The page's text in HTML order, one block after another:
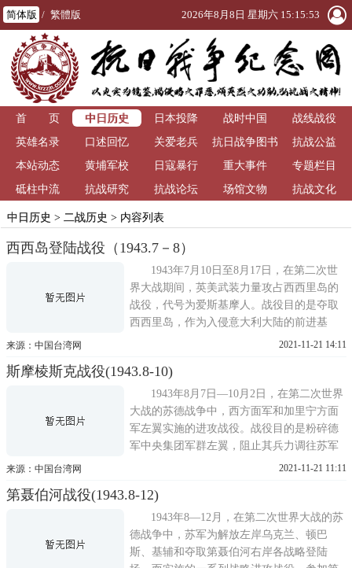
简体版 / 繁體版 2026年8月8日 星期六 15:15:53
首 页 中日历史 日本投降 战时中国
战线战役
英雄名录
口述回忆 关爱老兵
抗日战争图书
馆
抗战公益
本站动态
黄埔军校 日寇暴行 重大事件
专题栏目
砥柱中流
抗战研究 抗战论坛 场馆文物 抗战文化
中日历史 > 二战历史 > 内容列表
西西岛登陆战役（1943.7－8）
1943年7月10日至8月17日，在第二次世
界大战期间，英美武装力量攻占西西里岛的
战役，代号为爱斯基摩人。战役目的是夺取
西西里岛，作为入侵意大利大陆的前进基
地。西西里登陆战役的企图规定，在夺取制
岛南岸着陆和登陆，尔后向北展开进攻，夺
取全岛。西西里登陆战役是在军事政治形势
均有利于英美盟军的情
来源：中国台湾网 2021-11-21 14:11
斯摩棱斯克战役(1943.8-10)
1943年8月7日—10月2日，在第二次世界
大战的苏德战争中，西方面军和加里宁方面
军左翼实施的进攻战役。战役目的是粉碎德
军中央集团军群左翼，阻止其兵力调往苏军
实施主要突击的西南方向，并解放斯摩棱斯
战役)的结果，至1943年8月前，形成了向斯
摩棱斯克方向和罗斯拉夫利方向实施突击的
有利局面。加里宁方面
来源：中国台湾网 2021-11-21 11:11
第聂伯河战役(1943.8-12)
1943年8—12月，在第二次世界大战的苏
德战争中，苏军为解放左岸乌克兰、顿巴
斯、基辅和夺取第聂伯河右岸各战略登陆